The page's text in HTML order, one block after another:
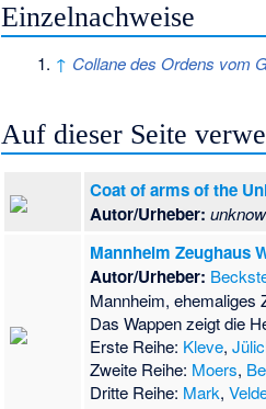
Einzelnachweise
↑ Collane des Ordens vom
Auf dieser Seite
Coat of arms of the
Autor/Urheber:
Mannheim Zeughaus
Autor/Urheber:
Mannheim, ehemaliges
Das Wappen zeigt die
Erste Reihe: Kleve,
Zweite Reihe: Moers,
Dritte Reihe: Mark,